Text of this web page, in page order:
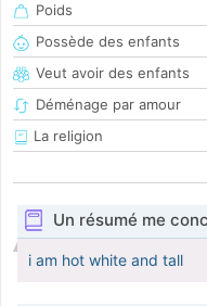
Poids
Possède des enfants
Veut avoir des enfants
Déménage par amour
La religion
Un résumé me
i am hot white and tall